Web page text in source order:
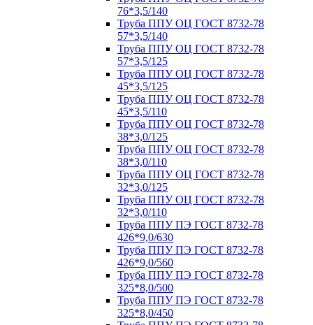
76*3,5/140
Труба ППУ ОЦ ГОСТ 8732-78
57*3,5/140
Труба ППУ ОЦ ГОСТ 8732-78
57*3,5/125
Труба ППУ ОЦ ГОСТ 8732-78
45*3,5/125
Труба ППУ ОЦ ГОСТ 8732-78
45*3,5/110
Труба ППУ ОЦ ГОСТ 8732-78
38*3,0/125
Труба ППУ ОЦ ГОСТ 8732-78
38*3,0/110
Труба ППУ ОЦ ГОСТ 8732-78
32*3,0/125
Труба ППУ ОЦ ГОСТ 8732-78
32*3,0/110
Труба ППУ ПЭ ГОСТ 8732-78
426*9,0/630
Труба ППУ ПЭ ГОСТ 8732-78
426*9,0/560
Труба ППУ ПЭ ГОСТ 8732-78
325*8,0/500
Труба ППУ ПЭ ГОСТ 8732-78
325*8,0/450